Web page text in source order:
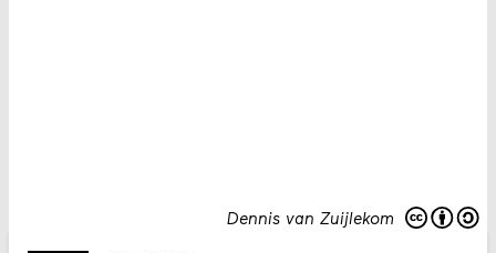
Dennis van Zuijlekom